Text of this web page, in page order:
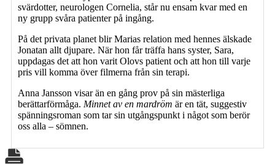
svärdotter, neurologen Cornelia, står nu ensam kvar med en
ny grupp svåra patienter på ingång.
På det privata planet blir Marias relation med hennes älskade
Jonatan allt djupare. När hon får träffa hans syster, Sara,
uppdagas det att hon varit Olovs patient och att hon till varje
pris vill komma över filmerna från sin terapi.
Anna Jansson visar än en gång prov på sin mästerliga
berättarförmåga. Minnet av en mardröm är en tät, suggestiv
spänningsroman som tar sin utgångspunkt i något som berör
oss alla – sömnen.